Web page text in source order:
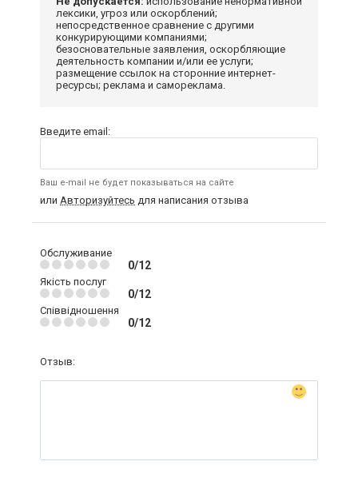
лексики, угроз или оскорблений;
непосредственное сравнение с другими
конкурирующими компаниями;
безосновательные заявления, оскорбляющие
деятельность компании и/или ее услуги;
размещение ссылок на сторонние интернет-
ресурсы; реклама и самореклама.
Введите email:
Ваш e-mail не будет показываться на сайте
или Авторизуйтесь для написания отзыва
Обслуживание
0/12
Якість послуг
0/12
Співвідношення
0/12
Отзыв: